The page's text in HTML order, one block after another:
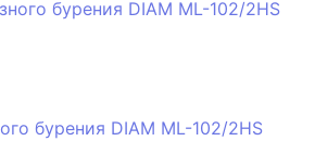
бурения DIAM ML-102/2HS